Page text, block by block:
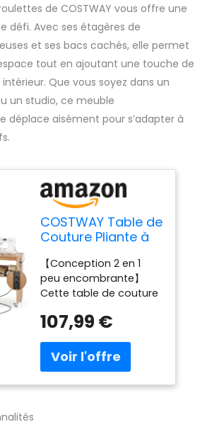
de COSTWAY vous offre une
défi. Avec ses étagères de
et ses bacs cachés, elle permet
tout en ajoutant une touche de
Que vous soyez dans un
un studio, ce meuble
déplace aisément pour s’adapter à
COSTWAY Table de
Couture Pliante à
pour Machine à
Coudre Roulante
avec Étagère de
Rangement, 3 Bacs
Cachés, Meuble
Couture pour
Salon, Bureau,
Studio (Naturel)
【Conception 2 en 1
peu encombrante】
Cette table de couture
grande surface de
facilement pour former
un meuble de
rangement compact
107,99 €